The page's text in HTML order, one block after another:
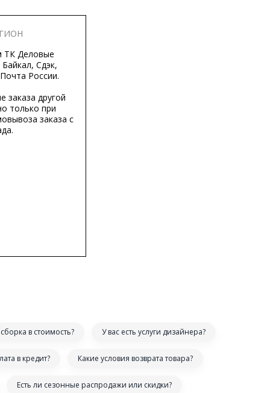
ТК Деловые
Сдэк,
России.
заказа другой
только при
заказа с
в стоимость? У вас есть услуги дизайнера?
в кредит? Какие условия возврата товара?
Есть ли сезонные распродажи или скидки?